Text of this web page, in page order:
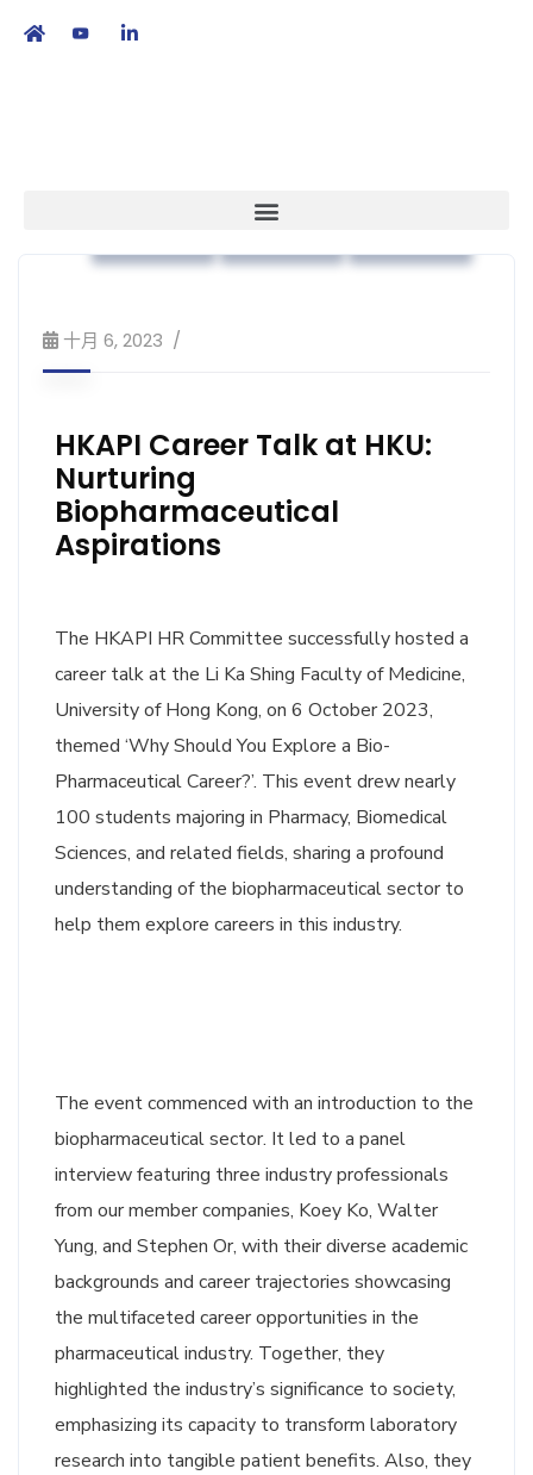
十月 6, 2023
HKAPI Career Talk at HKU:
Nurturing
Biopharmaceutical
Aspirations
The HKAPI HR Committee successfully hosted a
career talk at the Li Ka Shing Faculty of Medicine,
University of Hong Kong, on 6 October 2023,
themed ‘Why Should You Explore a Bio-
Pharmaceutical Career?’. This event drew nearly
100 students majoring in Pharmacy, Biomedical
Sciences, and related fields, sharing a profound
understanding of the biopharmaceutical sector to
help them explore careers in this industry.
The event commenced with an introduction to the
biopharmaceutical sector. It led to a panel
interview featuring three industry professionals
from our member companies, Koey Ko, Walter
Yung, and Stephen Or, with their diverse academic
backgrounds and career trajectories showcasing
the multifaceted career opportunities in the
pharmaceutical industry. Together, they
highlighted the industry’s significance to society,
emphasizing its capacity to transform laboratory
research into tangible patient benefits. Also, they